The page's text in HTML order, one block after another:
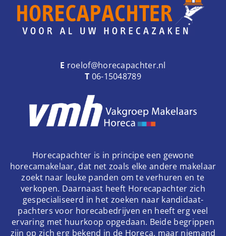
E roelof@horecapachter.nl
T 06-15048789
Horecapachter is in principe een gewone
horecamakelaar, dat net zoals elke andere makelaar
zoekt naar leuke panden om te verhuren en te
verkopen. Daarnaast heeft Horecapachter zich
gespecialiseerd in het zoeken naar kandidaat-
pachters voor horecabedrijven en heeft erg veel
ervaring met huurkoop opgedaan. Beide begrippen
zijn op zich erg bekend in de Horeca, maar niemand